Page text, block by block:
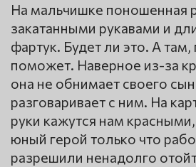
На мальчишке поношенная
закатанными рукавами и
фартук. Будет ли это. А
поможет. Наверное из-за
она не обнимает своего
разговаривает с ним. На
руки кажутся нам
юный герой только что
разрешили ненадолго